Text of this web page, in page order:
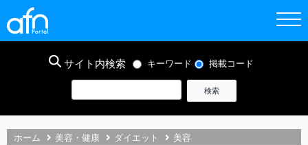
サイト内検索 キーワード 掲載コード
ホーム 美容・健康 ダイエット 美容